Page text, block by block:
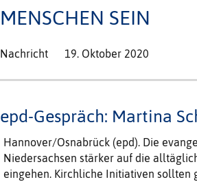
MENSCHEN SEIN
Nachricht 19. Oktober 2020
epd-Gespräch: Martina
Hannover/Osnabrück (epd). Die
Niedersachsen stärker auf die
eingehen. Kirchliche Initiativen sollten